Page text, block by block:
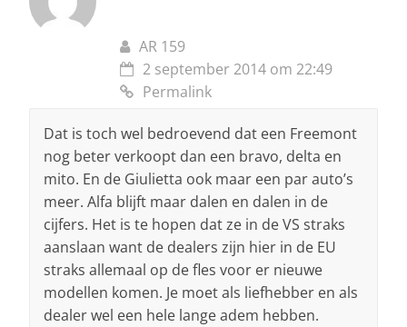
AR 159
2 september 2014 om 22:49
Permalink
Dat is toch wel bedroevend dat een Freemont
nog beter verkoopt dan een bravo, delta en
mito. En de Giulietta ook maar een par auto’s
meer. Alfa blijft maar dalen en dalen in de
cijfers. Het is te hopen dat ze in de VS straks
aanslaan want de dealers zijn hier in de EU
straks allemaal op de fles voor er nieuwe
modellen komen. Je moet als liefhebber en als
dealer wel een hele lange adem hebben.